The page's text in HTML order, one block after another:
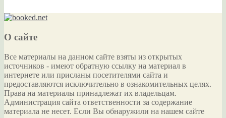
О сайте
Все материалы на данном сайте взяты из открытых
источников - имеют обратную ссылку на материал в
интернете или присланы посетителями сайта и
предоставляются исключительно в ознакомительных целях.
Права на материалы принадлежат их владельцам.
Администрация сайта ответственности за содержание
материала не несет. Если Вы обнаружили на нашем сайте